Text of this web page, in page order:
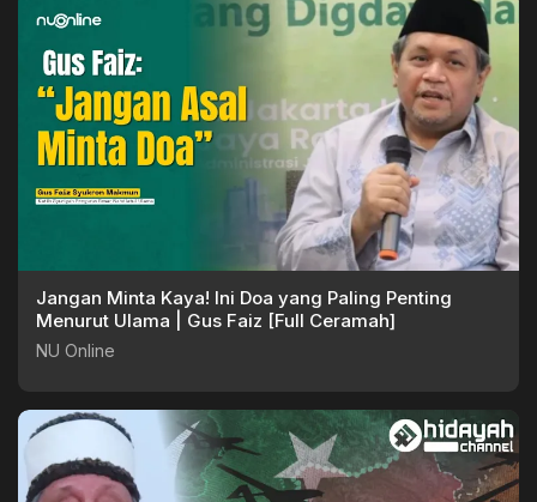
Jangan Minta Kaya! Ini Doa yang Paling Penting
Menurut Ulama | Gus Faiz [Full Ceramah]
NU Online